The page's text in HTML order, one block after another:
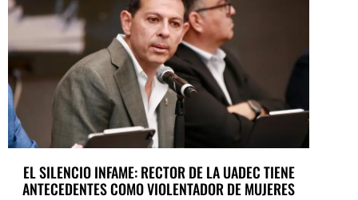
EL SILENCIO INFAME: RECTOR DE LA UADEC TIENE
ANTECEDENTES COMO VIOLENTADOR DE MUJERES